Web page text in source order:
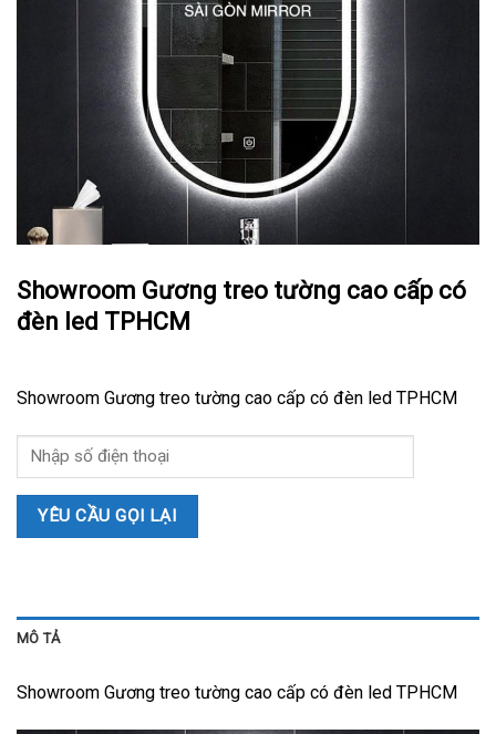
Showroom Gương treo tường cao cấp có
đèn led TPHCM
Showroom Gương treo tường cao cấp có đèn led TPHCM
MÔ TẢ
Showroom Gương treo tường cao cấp có đèn led TPHCM